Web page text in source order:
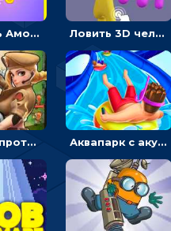
Помогать Амонг Ас бежать из комнаты через преграды - приключения Ловить 3D человечком своего цвета и собирать драгоценности - гиперказуалка
Стикмен против Зомби: стрелять в зомби и развивать воина Аквапарк с акулами: жми, чтобы лететь к финишу по волнам